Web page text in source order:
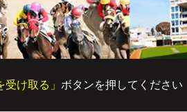
受け取る」 ボタンを押してください